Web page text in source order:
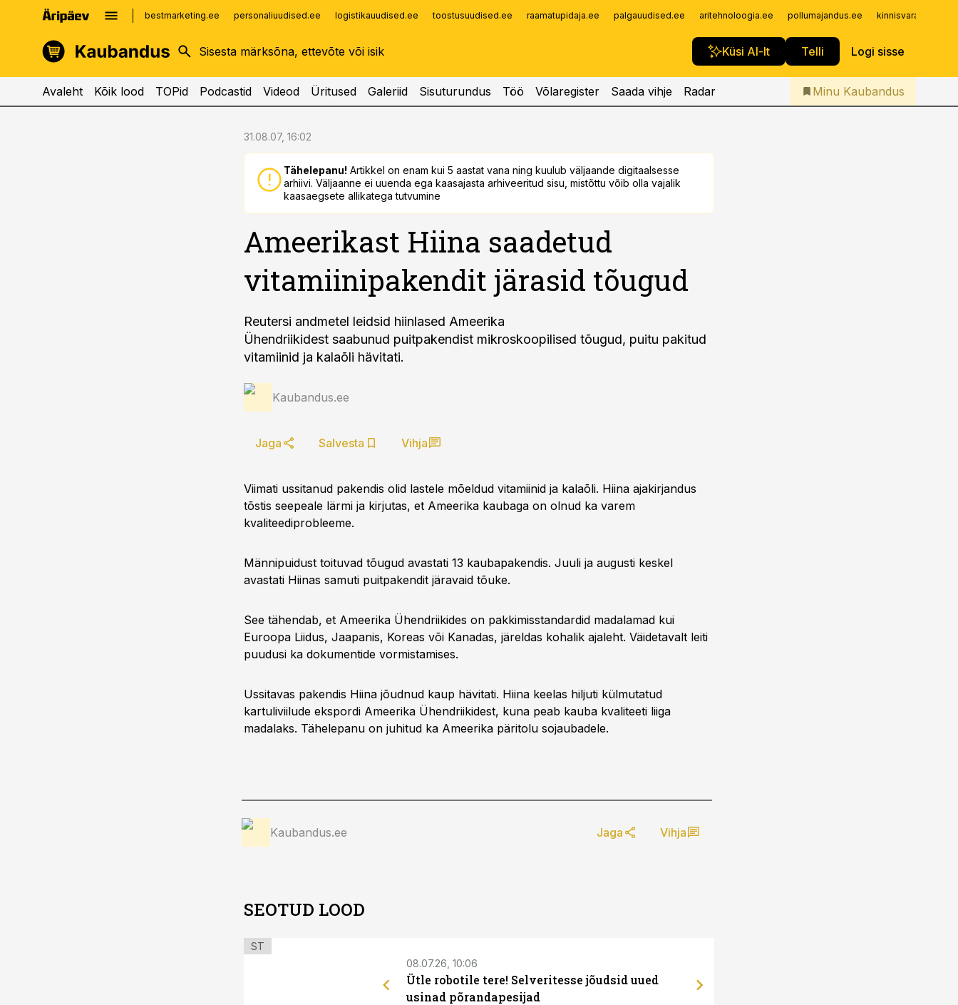
bestmarketing.ee personaliuudised.ee logistikauudised.ee toostusuudised.ee raamatupidaja.ee palgauudised.ee aritehnoloogia.ee pollumajandus.ee
Küsi AI-lt Telli Logi sisse
kinnisvarauudised.ee
logistikauudised.ee
imelineajalugu.ee
Infopank
Iseteenindus
Telli Kaubandus
Avaleht Kõik lood TOPid Podcastid Videod Üritused Galeriid Sisuturundus Töö Võlaregister Saada vihje Radar Minu Kaubandus
31.08.07, 16:02
Tähelepanu! Artikkel on enam kui 5 aastat vana ning kuulub väljaande digitaalsesse
arhiivi. Väljaanne ei uuenda ega kaasajasta arhiveeritud sisu, mistõttu võib olla vajalik
kaasaegsete allikatega tutvumine
Ameerikast Hiina saadetud
vitamiinipakendit järasid tõugud
Reutersi andmetel leidsid hiinlased Ameerika
Ühendriikidest saabunud puitpakendist mikroskoopilised tõugud, puitu pakitud
vitamiinid ja kalaõli hävitati.
Kaubandus.ee
Jaga Salvesta Vihja
Viimati ussitanud pakendis olid lastele mõeldud vitamiinid ja kalaõli. Hiina ajakirjandus
tõstis seepeale lärmi ja kirjutas, et Ameerika kaubaga on olnud ka varem
kvaliteediprobleeme.
Männipuidust toituvad tõugud avastati 13 kaubapakendis. Juuli ja augusti keskel
avastati Hiinas samuti puitpakendit järavaid tõuke.
See tähendab, et Ameerika Ühendriikides on pakkimisstandardid madalamad kui
Euroopa Liidus, Jaapanis, Koreas või Kanadas, järeldas kohalik ajaleht. Väidetavalt leiti
puudusi ka dokumentide vormistamises.
Ussitavas pakendis Hiina jõudnud kaup hävitati. Hiina keelas hiljuti külmutatud
kartuliviilude ekspordi Ameerika Ühendriikidest, kuna peab kauba kvaliteeti liiga
madalaks. Tähelepanu on juhitud ka Ameerika päritolu sojaubadele.
Kaubandus.ee Jaga Vihja
SEOTUD LOOD
ST
08.07.26, 10:06
Ütle robotile tere! Selveritesse jõudsid uued
usinad põrandapesijad